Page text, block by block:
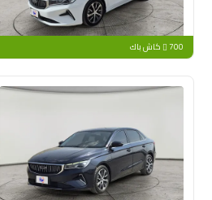
مستعملة 92,223 كم
700 كاش باك
مستعملة 99,798 كم